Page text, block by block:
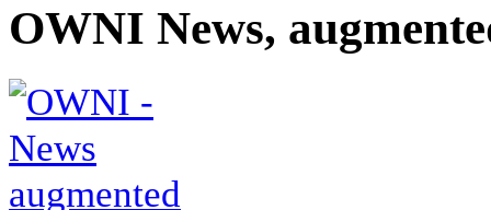
OWNI News,